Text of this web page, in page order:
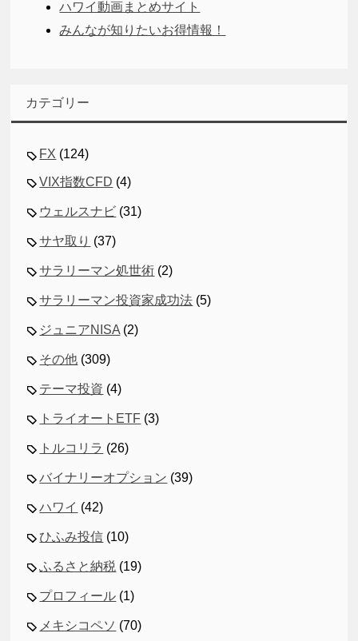
ハワイ動画まとめサイト
みんなが知りたいお得情報！
カテゴリー
FX (124)
VIX指数CFD (4)
ウェルスナビ (31)
サヤ取り (37)
サラリーマン処世術 (2)
サラリーマン投資家成功法 (5)
ジュニアNISA (2)
その他 (309)
テーマ投資 (4)
トライオートETF (3)
トルコリラ (26)
バイナリーオプション (39)
ハワイ (42)
ひふみ投信 (10)
ふるさと納税 (19)
プロフィール (1)
メキシコペソ (70)